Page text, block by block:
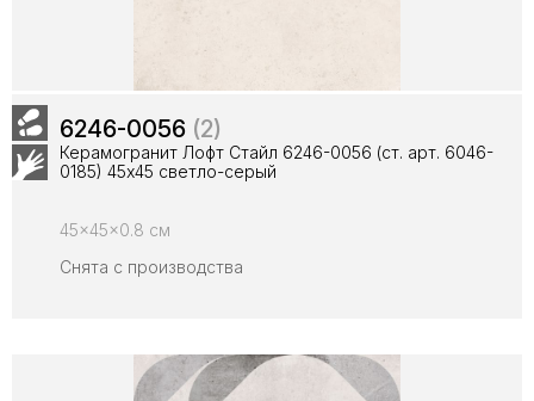
6246-0056 (2)
Керамогранит Лофт Стайл 6246-0056 (ст. арт. 6046-
0185) 45х45 светло-серый
45x45x0.8 см
Снята с производства